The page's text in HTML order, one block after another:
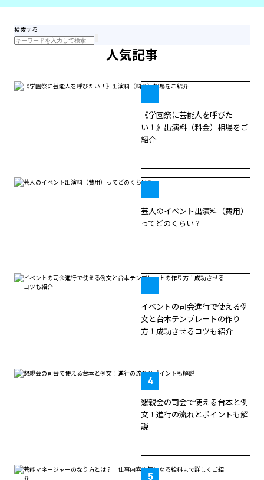
検索する
人気記事
《学園祭に芸能人を呼びた
い！》出演料（料金）相場をご
紹介
芸人のイベント出演料（費用）
ってどのくらい？
イベントの司会進行で使える例
文と台本テンプレートの作り
方！成功させるコツも紹介
懇親会の司会で使える台本と例
文！進行の流れとポイントも解
説